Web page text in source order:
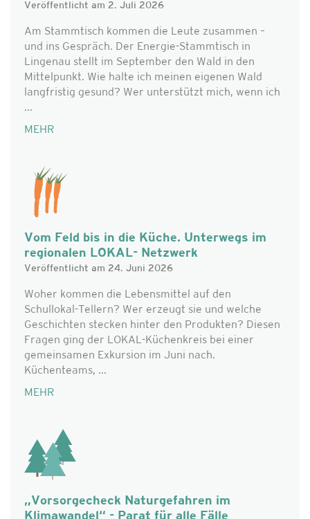
Veröffentlicht am 2. Juli 2026
Am Stammtisch kommen die Leute zusammen –
und ins Gespräch. Der Energie-Stammtisch in
Lingenau stellt im September den Wald in den
Mittelpunkt. Wie halte ich meinen eigenen Wald
langfristig gesund? Wer unterstützt mich, wenn ich
...
MEHR
Vom Feld bis in die Küche. Unterwegs im
regionalen LOKAL- Netzwerk
Veröffentlicht am 24. Juni 2026
Woher kommen die Lebensmittel auf den
Schullokal-Tellern? Wer erzeugt sie und welche
Geschichten stecken hinter den Produkten? Diesen
Fragen ging der LOKAL-Küchenkreis bei einer
gemeinsamen Exkursion im Juni nach.
Küchenteams, ...
MEHR
„Vorsorgecheck Naturgefahren im